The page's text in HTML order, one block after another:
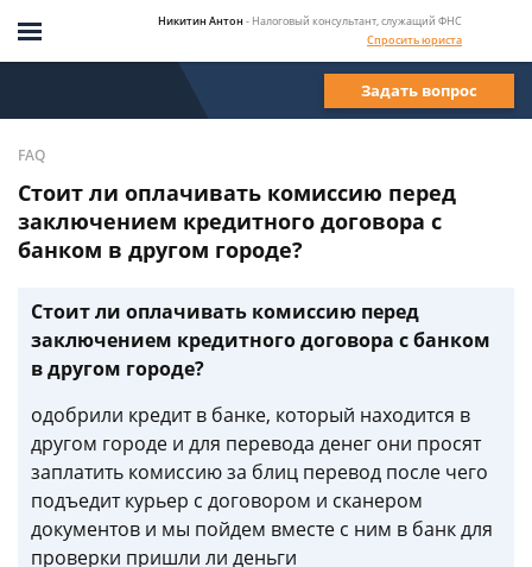
Никитин Антон - Налоговый консультант, служащий ФНС
Спросить юриста
Задать вопрос
FAQ
Стоит ли оплачивать комиссию перед
заключением кредитного договора с
банком в другом городе?
Стоит ли оплачивать комиссию перед
заключением кредитного договора с банком
в другом городе?
одобрили кредит в банке, который находится в
другом городе и для перевода денег они просят
заплатить комиссию за блиц перевод после чего
подъедит курьер с договором и сканером
документов и мы пойдем вместе с ним в банк для
проверки пришли ли деньги